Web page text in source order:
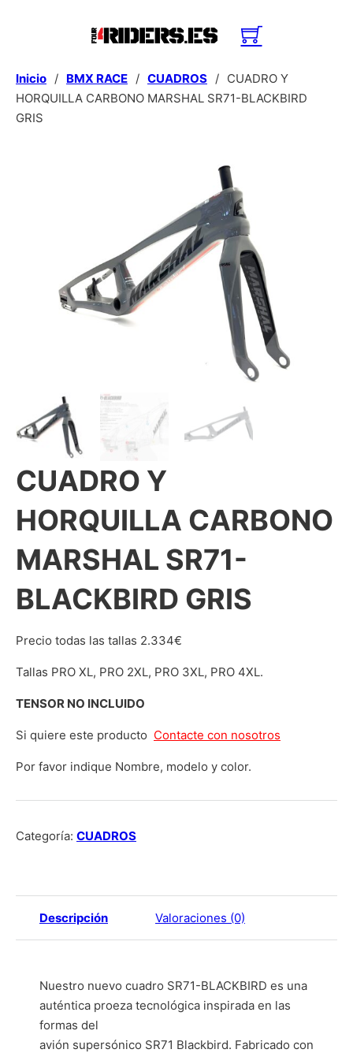
Inicio / BMX RACE / CUADROS / CUADRO Y
HORQUILLA CARBONO MARSHAL SR71-BLACKBIRD
GRIS
CUADRO Y
HORQUILLA CARBONO
MARSHAL SR71-
BLACKBIRD GRIS
Precio todas las tallas 2.334€
Tallas PRO XL, PRO 2XL, PRO 3XL, PRO 4XL.
TENSOR NO INCLUIDO
Si quiere este producto Contacte con nosotros
Por favor indique Nombre, modelo y color.
Categoría: CUADROS
Descripción Valoraciones (0)
Nuestro nuevo cuadro SR71-BLACKBIRD es una
auténtica proeza tecnológica inspirada en las
formas del
avión supersónico SR71 Blackbird. Fabricado con